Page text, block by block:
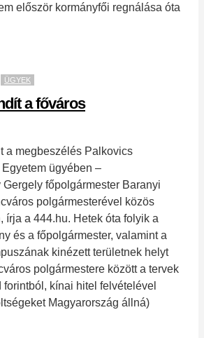
először kormányfői regnálása óta
ÜGYEK
a főváros
a megbeszélés Palkovics
ügyében –
főpolgármester Baranyi
polgármesterével közös
írja a 444.hu. Hetek óta folyik a
és a főpolgármester, valamint a
kinézett területnek helyt
polgármestere között a tervek
kínai hitel felvételével
Magyarország állná)